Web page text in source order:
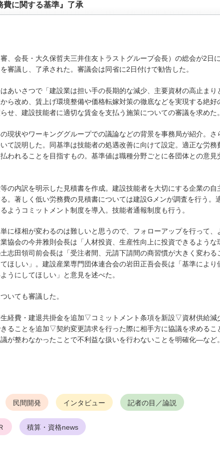
に関する基準』了承
、会長・大久保哲夫三井住友トラストグループ会長）の総会が2日に
審議し、了承された。審議会は同省に2日付けで勧告した。
あいさつで「建設業は担い手の長期的な減少、主要資材の高止まり
ら改め、賃上げ環境整備や価格転嫁対策の徹底などを実現する絶好
せ、建設技能者に適切な賃金を支払う施策についての審議を求めた。
現状やワーキンググループでの議論などの背景を事務局が紹介。さ
て説明した。同基準は技能者の処遇改善に向けて設定。適正な労務
われることを目指すもの。基準値は職種分野ごとに各団体との意見
の内訳を明示した見積書を作成。建設技能者を大切にする企業の自
。著しく低い労務費の見積書については建設Gメンが調査を行う。
ようコミットメント制度を導入。技能者通報制度も行う。
に様相が変わるのは難しいと思うので、フォローアップを行って、
協会の今井雅則会長は「人材投資、生産性向上に投資できるような
志田領司前会長は「受注者間、元請下請間の商習慣が大きく変わる
ほしい」。建設産業専門団体連合会の岩田正吾会長は「基準により
うにしてほしい」と意見を述べた。
いても審議した。
経費・建退共掛金を追加▽コミットメント条項を新設▽資材供給減
ることを追加▽契約変更請求を行った際に相手方に協議を求めるこ
が整わなかったことで不利益な扱いを行わないことを明確化―など。
民間開発 インタビュー 記者の目／論説
積算・資格news